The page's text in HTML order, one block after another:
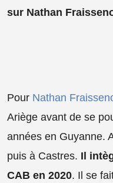
sur Nathan
Pour Nathan
Ariège avant de se
années en Guyanne.
puis à Castres. Il
CAB en 2020. Il se